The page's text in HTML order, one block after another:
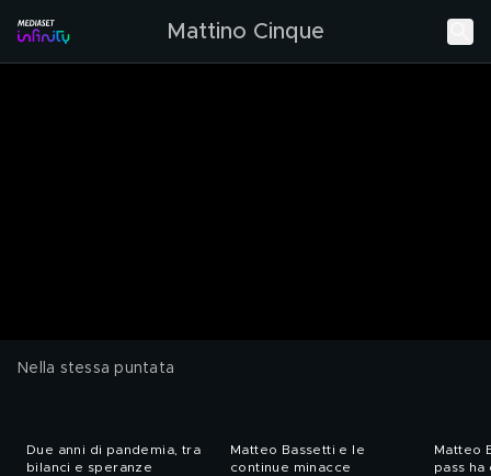
Mattino Cinque
Nella stessa puntata
Due anni di pandemia, tra
bilanci e speranze
Matteo Bassetti e le
continue minacce
Matteo
pass ha